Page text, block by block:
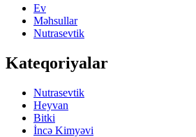
Ev
Məhsullar
Nutrasevtik
Kateqoriyalar
Nutrasevtik
Heyvan
Bitki
İncə Kimyəvi